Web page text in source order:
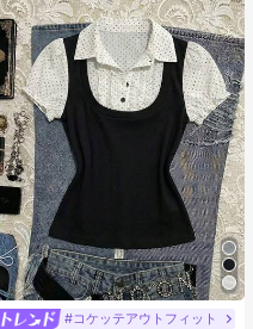
#コケッテアウトフィット
#2 ベストセラー
夜遊び 女性用ブラウス